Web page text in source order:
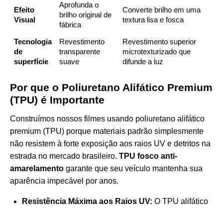
Efeito
Visual
Aprofunda o
brilho original de
fábrica
Converte brilho em uma
textura lisa e fosca
Tecnologia
de
superfície
Revestimento
transparente
suave
Revestimento superior
microtexturizado que
difunde a luz
Por que o Poliuretano Alifático Premium
(TPU) é Importante
Construímos nossos filmes usando poliuretano alifático
premium (TPU) porque materiais padrão simplesmente
não resistem à forte exposição aos raios UV e detritos na
estrada no mercado brasileiro. TPU fosco anti-
amarelamento garante que seu veículo mantenha sua
aparência impecável por anos.
Resistência Máxima aos Raios UV: O TPU alifático